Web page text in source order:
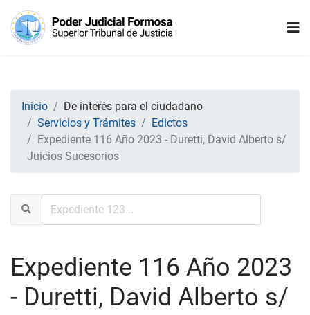
Inicio
De interés para el ciudadano
Servicios y Trámites
Edictos
Expediente 116 Año 2023 - Duretti, David Alberto s/
Juicios Sucesorios
Expediente 116 Año 2023
- Duretti, David Alberto s/